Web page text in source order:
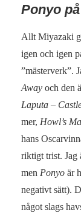
Ponyo
Allt Miyazaki
igen och igen
”mästerverk”.
Away och den
Laputa –
mer, Howl’s
hans
riktigt trist. Jag
men Ponyo är
negativt sätt).
något slags